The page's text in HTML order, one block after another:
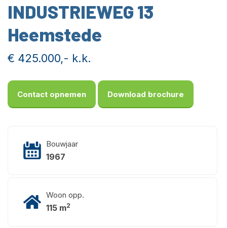
INDUSTRIEWEG 13
Heemstede
€ 425.000,- k.k.
Contact opnemen Download brochure
Bouwjaar
1967
Woon opp.
115 m2